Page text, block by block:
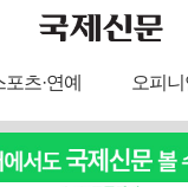
포츠·연예 오피니